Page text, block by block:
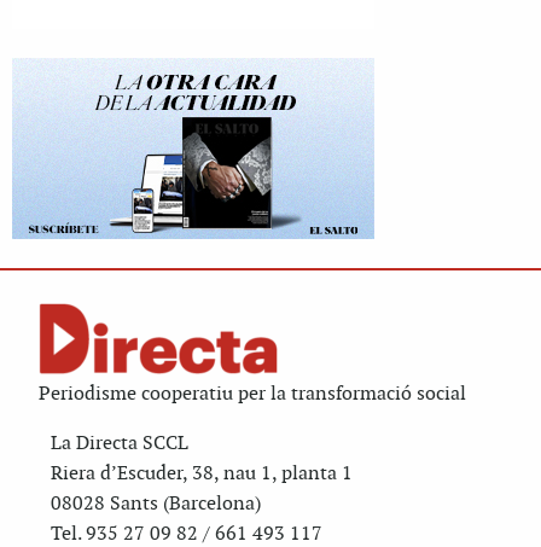
Periodisme cooperatiu per la transformació social
La Directa SCCL
Riera d’Escuder, 38, nau 1, planta 1
08028 Sants (Barcelona)
Tel. 935 27 09 82 / 661 493 117